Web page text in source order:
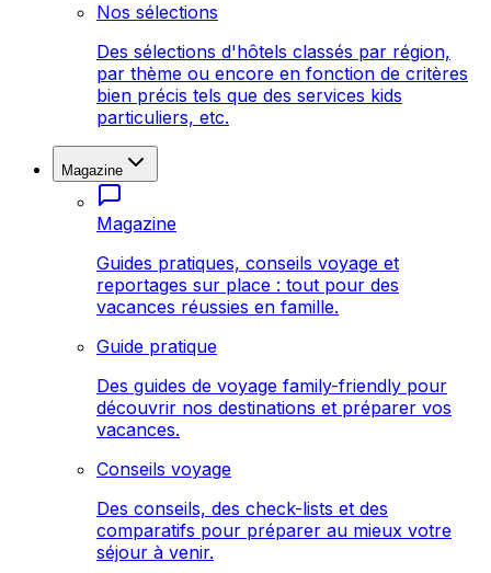
Nos sélections
Des sélections d'hôtels classés par région,
par thème ou encore en fonction de critères
bien précis tels que des services kids
particuliers, etc.
Magazine
Magazine
Guides pratiques, conseils voyage et
reportages sur place : tout pour des
vacances réussies en famille.
Guide pratique
Des guides de voyage family-friendly pour
découvrir nos destinations et préparer vos
vacances.
Conseils voyage
Des conseils, des check-lists et des
comparatifs pour préparer au mieux votre
séjour à venir.